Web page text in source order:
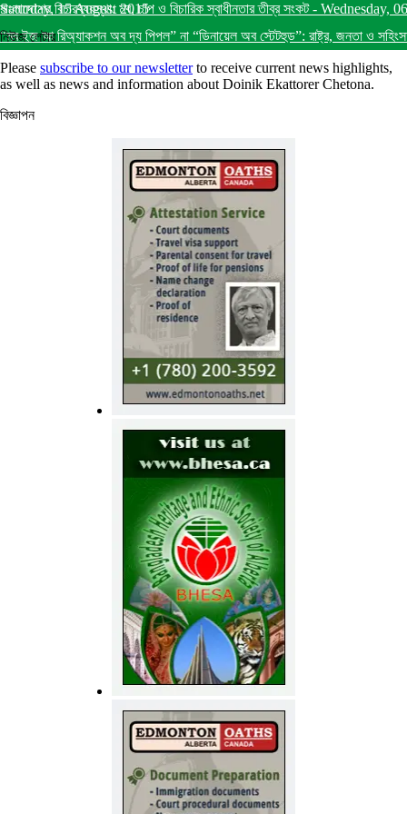
Saturday, 15 August 2015
বাংলাদেশের বিচারব্যবস্থা: মব, চাপ ও বিচারিক স্বাধীনতার তীব্র সংকট- Wednesday,
“মব ইজ আ রিঅ্যাকশন অব দ্য পিপল” না “ডিনায়েল অব স্টেটহুড”: রাষ্ট্র, জনতা ও
নিউজ লেটার
Please subscribe to our newsletterto receive current news highlights,
as well as news and information about Doinik Ekattorer Chetona.
বিজ্ঞাপন